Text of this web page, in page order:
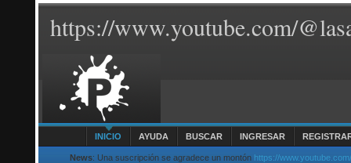
https://www.youtube.com/
INICIO AYUDA BUSCAR INGRESAR
News: Una suscripción se agradece un montón https://